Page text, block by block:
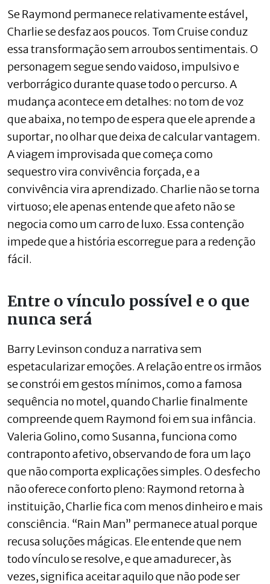
Se Raymond permanece relativamente estável,
Charlie se desfaz aos poucos. Tom Cruise conduz
essa transformação sem arroubos sentimentais. O
personagem segue sendo vaidoso, impulsivo e
verborrágico durante quase todo o percurso. A
mudança acontece em detalhes: no tom de voz
que abaixa, no tempo de espera que ele aprende a
suportar, no olhar que deixa de calcular vantagem.
A viagem improvisada que começa como
sequestro vira convivência forçada, e a
convivência vira aprendizado. Charlie não se torna
virtuoso; ele apenas entende que afeto não se
negocia como um carro de luxo. Essa contenção
impede que a história escorregue para a redenção
fácil.
Entre o vínculo possível e o que
nunca será
Barry Levinson conduz a narrativa sem
espetacularizar emoções. A relação entre os irmãos
se constrói em gestos mínimos, como a famosa
sequência no motel, quando Charlie finalmente
compreende quem Raymond foi em sua infância.
Valeria Golino, como Susanna, funciona como
contraponto afetivo, observando de fora um laço
que não comporta explicações simples. O desfecho
não oferece conforto pleno: Raymond retorna à
instituição, Charlie fica com menos dinheiro e mais
consciência. “Rain Man” permanece atual porque
recusa soluções mágicas. Ele entende que nem
todo vínculo se resolve, e que amadurecer, às
vezes, significa aceitar aquilo que não pode ser